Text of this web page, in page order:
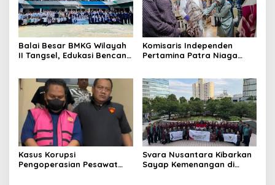
Balai Besar BMKG Wilayah
II Tangsel, Edukasi Bencana
23
Komisaris Independen
Pertamina Patra Niaga
Sentuhan Kemanusiaan dan
Keberlanjutan
Kasus Korupsi
Pengoperasian Pesawat
Svara Nusantara Kibarkan
Sayap Kemenangan di